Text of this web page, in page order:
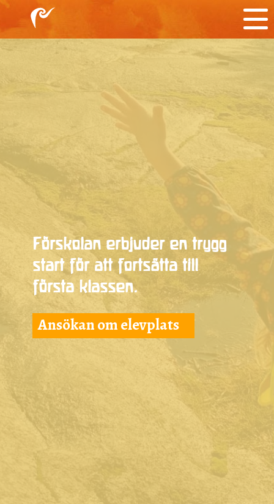
Förskolan erbjuder en trygg
start för att fortsätta till
första klassen.
Ansökan om elevplats